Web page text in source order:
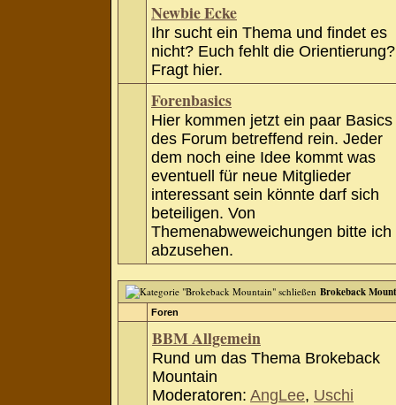
Newbie Ecke
Ihr sucht ein Thema und findet es
nicht? Euch fehlt die Orientierung?
Fragt hier.
Forenbasics
Hier kommen jetzt ein paar Basics
des Forum betreffend rein. Jeder
dem noch eine Idee kommt was
eventuell für neue Mitglieder
interessant sein könnte darf sich
beteiligen. Von
Themenabweweichungen bitte ich
abzusehen.
Brokeback
Foren
BBM Allgemein
Rund um das Thema Brokeback
Mountain
Moderatoren: AngLee, Uschi